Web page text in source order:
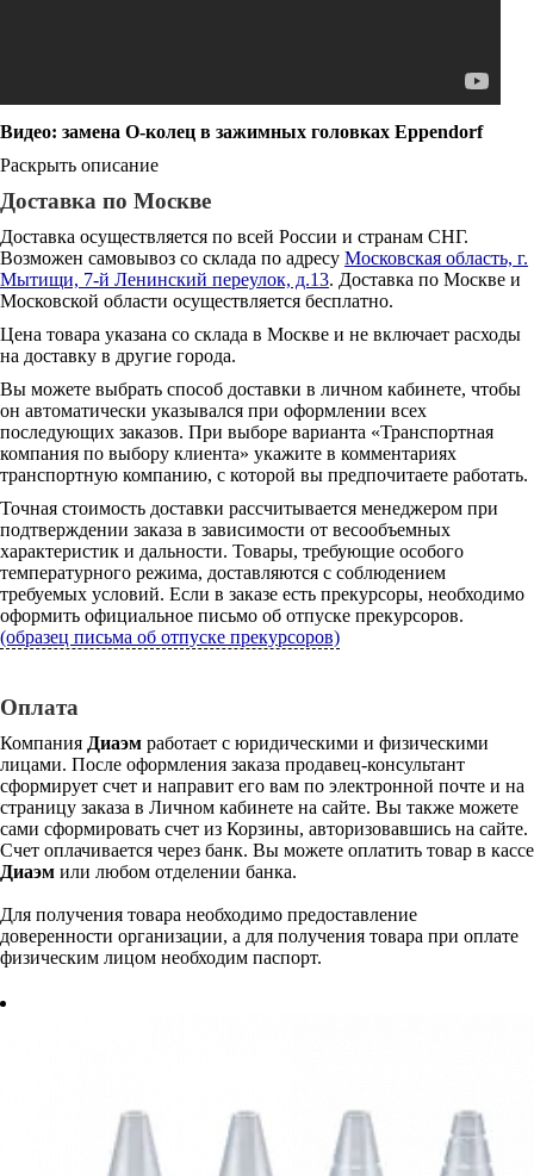
Видео: замена О-колец в зажимных головках Eppendorf
Раскрыть описание
Доставка по Москве
Доставка осуществляется по всей России и странам СНГ.
Возможен самовывоз со склада по адресу Московская область, г.
Мытищи, 7-й Ленинский переулок, д.13. Доставка по Москве и
Московской области осуществляется бесплатно.
Цена товара указана со склада в Москве и не включает расходы
на доставку в другие города.
Вы можете выбрать способ доставки в личном кабинете, чтобы
он автоматически указывался при оформлении всех
последующих заказов. При выборе варианта «Транспортная
компания по выбору клиента» укажите в комментариях
транспортную компанию, с которой вы предпочитаете работать.
Точная стоимость доставки рассчитывается менеджером при
подтверждении заказа в зависимости от весообъемных
характеристик и дальности. Товары, требующие особого
температурного режима, доставляются с соблюдением
требуемых условий. Если в заказе есть прекурсоры, необходимо
оформить официальное письмо об отпуске прекурсоров.
(образец письма об отпуске прекурсоров)
Оплата
Компания Диаэм работает с юридическими и физическими
лицами. После оформления заказа продавец-консультант
сформирует счет и направит его вам по электронной почте и на
страницу заказа в Личном кабинете на сайте. Вы также можете
сами сформировать счет из Корзины, авторизовавшись на сайте.
Счет оплачивается через банк. Вы можете оплатить товар в кассе
Диаэм или любом отделении банка.
Для получения товара необходимо предоставление
доверенности организации, а для получения товара при оплате
физическим лицом необходим паспорт.